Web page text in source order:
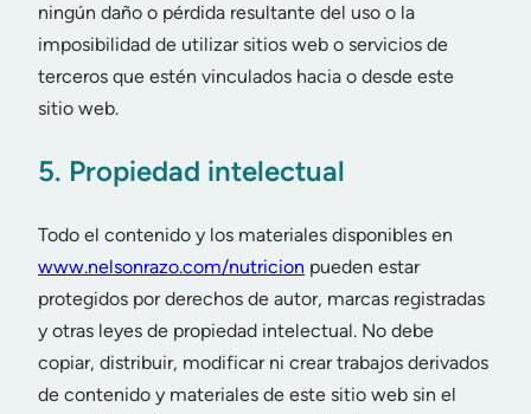
ningún daño o pérdida resultante del uso o la
imposibilidad de utilizar sitios web o servicios de
terceros que estén vinculados hacia o desde este
sitio web.
5. Propiedad intelectual
Todo el contenido y los materiales disponibles en
www.nelsonrazo.com/nutricion pueden estar
protegidos por derechos de autor, marcas registradas
y otras leyes de propiedad intelectual. No debe
copiar, distribuir, modificar ni crear trabajos derivados
de contenido y materiales de este sitio web sin el